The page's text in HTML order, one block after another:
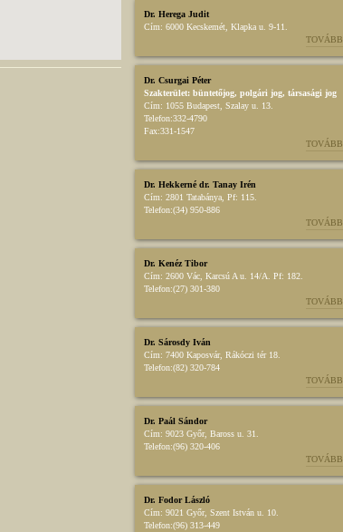
Dr. Herega Judit
Cím: 6000 Kecskemét, Klapka u. 9-11.
TOVÁBB
Dr. Csurgai Péter
Szakterület: büntetőjog, polgári jog, társasági jog
Cím: 1055 Budapest, Szalay u. 13.
Telefon:332-4790
Fax:331-1547
TOVÁBB
Dr. Hekkerné dr. Tanay Irén
Cím: 2801 Tatabánya, Pf: 115.
Telefon:(34) 950-886
TOVÁBB
Dr. Kenéz Tibor
Cím: 2600 Vác, Karcsú A u. 14/A. Pf: 182.
Telefon:(27) 301-380
TOVÁBB
Dr. Sárosdy Iván
Cím: 7400 Kaposvár, Rákóczi tér 18.
Telefon:(82) 320-784
TOVÁBB
Dr. Paál Sándor
Cím: 9023 Győr, Baross u. 31.
Telefon:(96) 320-406
TOVÁBB
Dr. Fodor László
Cím: 9021 Győr, Szent István u. 10.
Telefon:(96) 313-449